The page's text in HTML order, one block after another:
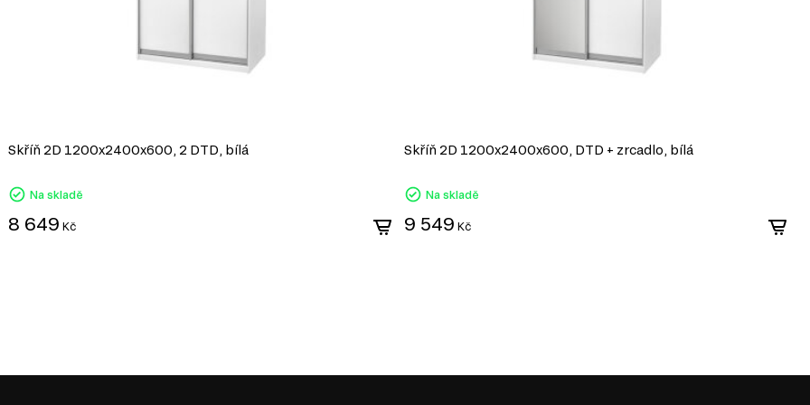
poskytuje přístup k celému
což umožňuje snášet
Skříň 2D 1200x2400x600, 2 DTD, bílá
Na skladě
8 649 Kč
Skříň 2D 1200x2400x600, DTD + zrcadlo, bílá
Na skladě
9 549 Kč